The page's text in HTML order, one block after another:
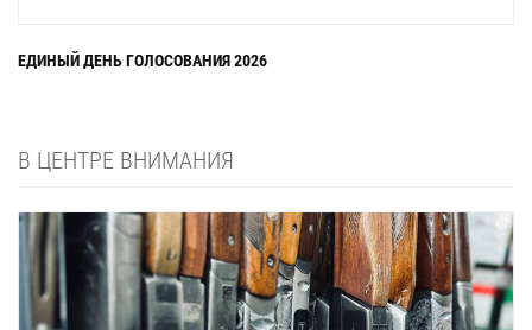
ЕДИНЫЙ ДЕНЬ ГОЛОСОВАНИЯ 2026
В ЦЕНТРЕ ВНИМАНИЯ